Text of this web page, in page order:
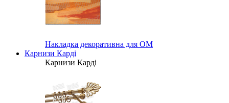
Накладка декоративна для ОМ
Карнизи Карді
Карнизи Карді